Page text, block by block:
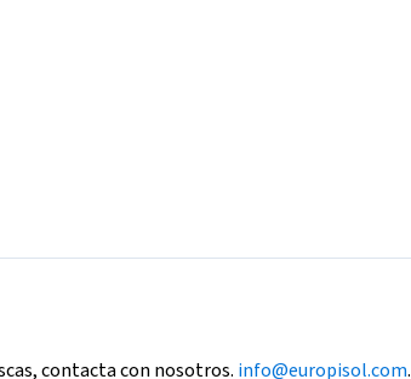
contacta con nosotros. info@europisol.com.